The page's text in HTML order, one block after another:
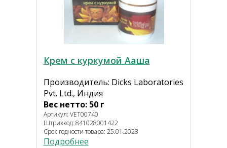
Крем с куркумой Ааша
Производитель: Dicks Laboratories
Pvt. Ltd., Индия
Вес нетто: 50 г
Артикул: VET00740
Штрихкод: 841028001422
Срок годности товара: 25.01.2028
Подробнее